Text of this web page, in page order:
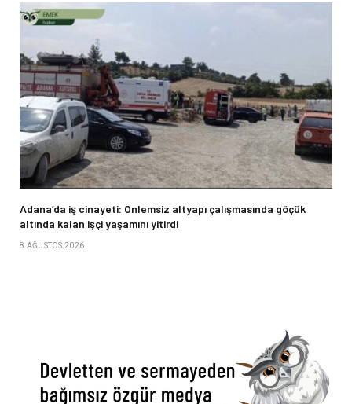
Adana’da iş cinayeti: Önlemsiz altyapı çalışmasında göçük
altında kalan işçi yaşamını yitirdi
8 AĞUSTOS 2026